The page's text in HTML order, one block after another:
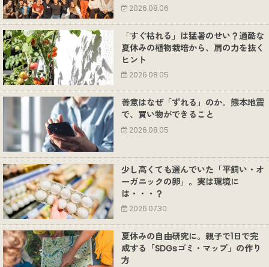
2026.08.06
「すぐ枯れる」は猛暑のせい？過酷な
夏休みの植物栽培から、肩の力を抜く
ヒント
2026.08.05
善意はなぜ「ずれる」のか。熊本地震
で、買い物ができること
2026.08.05
少し高くても選んでいた「平飼い・オ
ーガニックの卵」。実は環境に
は・・・？
2026.07.30
夏休みの自由研究に。親子で1日で完
成する「SDGsゴミ・マップ」の作り
方